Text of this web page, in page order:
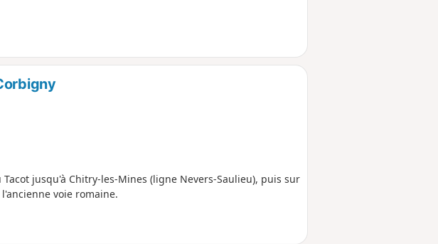
jusqu'à Chitry-les-Mines (ligne Nevers-Saulieu), puis sur
voie romaine.